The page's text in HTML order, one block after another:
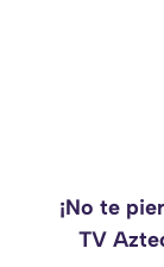
¡No te
TV